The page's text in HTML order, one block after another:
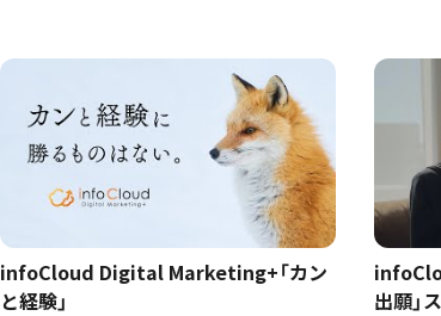
infoCloud Digital Marketing+「カン
と経験」
出願」